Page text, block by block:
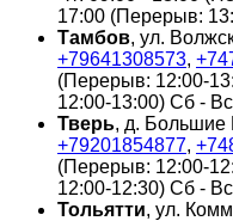
17:00 (Перерыв:
Тамбов, ул.
+79641308573,
(Перерыв: 12:00-
12:00-13:00) Сб -
Тверь, д. Большие
+79201854877,
(Перерыв: 12:00-
12:00-12:30) Сб -
Тольятти, ул.